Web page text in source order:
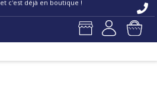
et c'est déjà en boutique !